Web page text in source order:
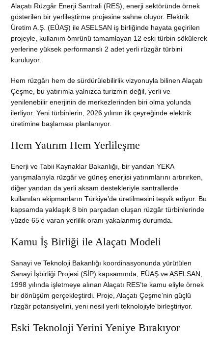
Alaçatı Rüzgâr Enerji Santrali (RES), enerji sektöründe örnek
gösterilen bir yerlileştirme projesine sahne oluyor. Elektrik
Üretim A.Ş. (EÜAŞ) ile ASELSAN iş birliğinde hayata geçirilen
projeyle, kullanım ömrünü tamamlayan 12 eski türbin sökülerek
yerlerine yüksek performanslı 2 adet yerli rüzgâr türbini
kuruluyor.
Hem rüzgârı hem de sürdürülebilirlik vizyonuyla bilinen Alaçatı
Çeşme, bu yatırımla yalnızca turizmin değil, yerli ve
yenilenebilir enerjinin de merkezlerinden biri olma yolunda
ilerliyor. Yeni türbinlerin, 2026 yılının ilk çeyreğinde elektrik
üretimine başlaması planlanıyor.
Hem Yatırım Hem Yerlileşme
Enerji ve Tabii Kaynaklar Bakanlığı, bir yandan YEKA
yarışmalarıyla rüzgâr ve güneş enerjisi yatırımlarını artırırken,
diğer yandan da yerli aksam destekleriyle santrallerde
kullanılan ekipmanların Türkiye’de üretilmesini teşvik ediyor. Bu
kapsamda yaklaşık 8 bin parçadan oluşan rüzgâr türbinlerinde
yüzde 65’e varan yerlilik oranı yakalanmış durumda.
Kamu İş Birliği ile Alaçatı Modeli
Sanayi ve Teknoloji Bakanlığı koordinasyonunda yürütülen
Sanayi İşbirliği Projesi (SİP) kapsamında, EÜAŞ ve ASELSAN,
1998 yılında işletmeye alınan Alaçatı RES’te kamu eliyle örnek
bir dönüşüm gerçekleştirdi. Proje, Alaçatı Çeşme’nin güçlü
rüzgâr potansiyelini, yeni nesil yerli teknolojiyle birleştiriyor.
Eski Teknoloji Yerini Yeniye Bırakıyor